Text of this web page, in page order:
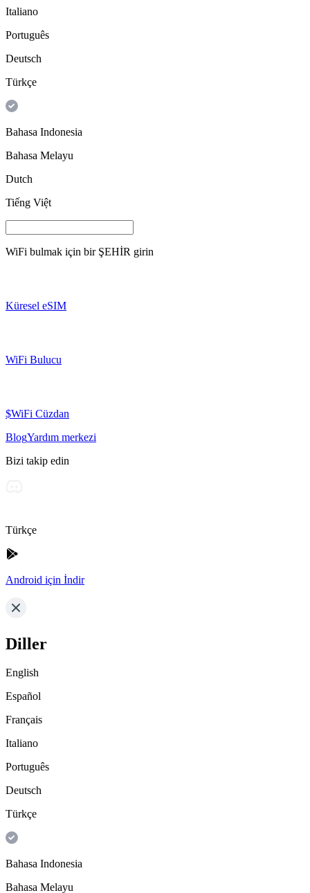
Italiano
Português
Deutsch
Türkçe
Bahasa Indonesia
Bahasa Melayu
Dutch
Tiếng Việt
WiFi bulmak için bir ŞEHİR girin
Küresel eSIM
WiFi Bulucu
$WiFi Cüzdan
BlogYardım merkezi
Bizi takip edin
Türkçe
Android için İndir
Diller
English
Español
Français
Italiano
Português
Deutsch
Türkçe
Bahasa Indonesia
Bahasa Melayu